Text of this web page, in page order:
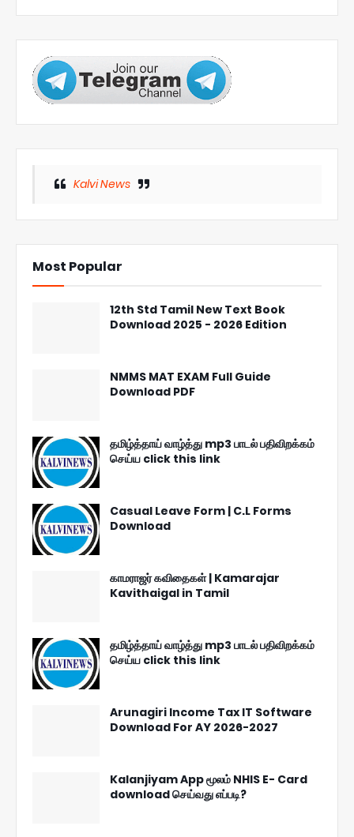
Kalvi News
Most Popular
12th Std Tamil New Text Book
Download 2025 - 2026 Edition
NMMS MAT EXAM Full Guide
Download PDF
தமிழ்த்தாய் வாழ்த்து mp3 பாடல் பதிவிறக்கம்
செய்ய click this link
Casual Leave Form | C.L Forms
Download
காமராஜர் கவிதைகள் | Kamarajar
Kavithaigal in Tamil
தமிழ்த்தாய் வாழ்த்து mp3 பாடல் பதிவிறக்கம்
செய்ய click this link
Arunagiri Income Tax IT Software
Download For AY 2026-2027
Kalanjiyam App மூலம் NHIS E- Card
download செய்வது எப்படி?